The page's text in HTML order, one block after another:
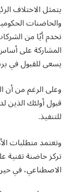
يتمثل الاختلاف
والحاضنات
تخدم أيًا من
المشاركة على
يسعى للقبول في
وعلى الرغم من أن
قبول أولئك الذين
للتنفيذ.
وتعتمد متطلبات
تركز حاضنة تقنية
الاصطناعي، في